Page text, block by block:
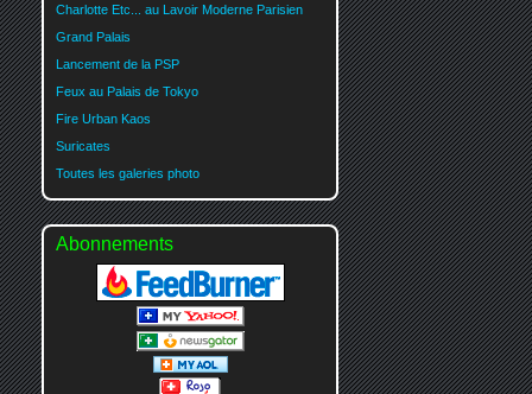
Charlotte Etc... au Lavoir Moderne Parisien
Grand Palais
Lancement de la PSP
Feux au Palais de Tokyo
Fire Urban Kaos
Suricates
Toutes les galeries photo
Abonnements